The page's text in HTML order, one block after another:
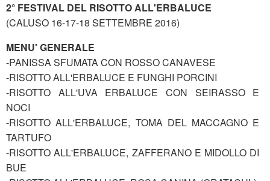
2° FESTIVAL DEL RISOTTO ALL'ERBALUCE
(CALUSO 16-17-18 SETTEMBRE 2016)
MENU' GENERALE
-PANISSA SFUMATA CON ROSSO CANAVESE
-RISOTTO ALL'ERBALUCE E FUNGHI PORCINI
-RISOTTO ALL'UVA ERBALUCE CON SEIRASSO E
NOCI
-RISOTTO ALL'ERBALUCE, TOMA DEL MACCAGNO E
TARTUFO
-RISOTTO ALL'ERBALUCE, ZAFFERANO E MIDOLLO DI
BUE